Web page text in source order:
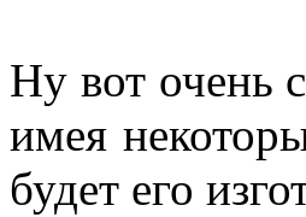
Ну вот очень
имея
будет его